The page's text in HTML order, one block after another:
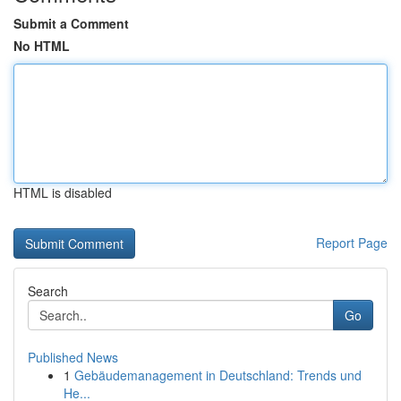
Submit a Comment
No HTML
HTML is disabled
Report Page
Search
Go
Published News
1 Gebäudemanagement in Deutschland: Trends und
He...